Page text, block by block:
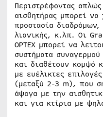
Περιστρέφοντας
αισθητήρας μπορεί να
προστασία
λιανικής, κ.λπ. Οι
OPTEX μπορεί να
συστήματα
και διαθέτουν κομψό
με ευέλικτες
(μεταξύ 2-3 m), που
άψογα με την
και για κτίρια με